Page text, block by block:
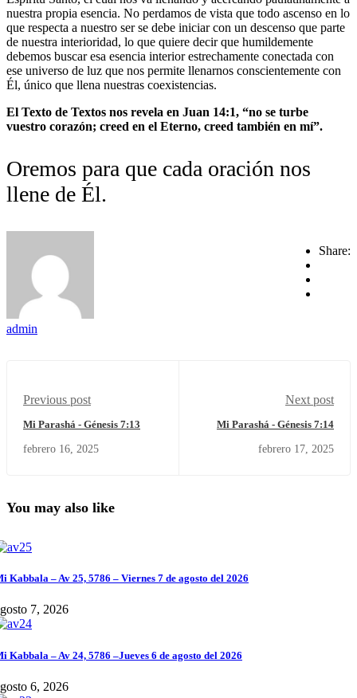
nuestra propia esencia. No perdamos de vista que todo ascenso en lo
que respecta a nuestro ser se debe iniciar con un descenso que parte
de nuestra interioridad, lo que quiere decir que humildemente
debemos buscar esa esencia interior estrechamente conectada con
ese universo de luz que nos permite llenarnos conscientemente con
Él, único que llena nuestras coexistencias.
El Texto de Textos nos revela en Juan 14:1, “no se turbe
vuestro corazón; creed en el Eterno, creed también en mí”.
Oremos para que cada oración nos
llene de Él.
Share:
admin
Previous post
Mi Parashá - Génesis 7:13
febrero 16, 2025
Next post
Mi Parashá - Génesis 7:14
febrero 17, 2025
You may also like
Kabbala – Av 25, 5786 – Viernes 7 de agosto del 2026
7, 2026
Kabbala – Av 24, 5786 –Jueves 6 de agosto del 2026
6, 2026